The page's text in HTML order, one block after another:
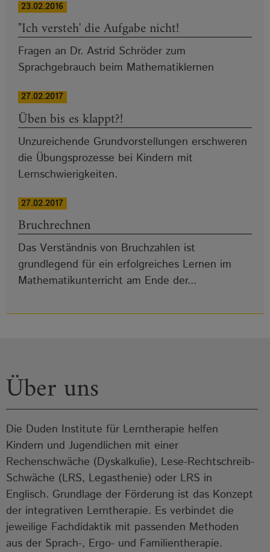
23.02.2016
"Ich versteh' die Aufgabe nicht!
Fragen an Dr. Astrid Schröder zum
Sprachgebrauch beim Mathematiklernen
27.02.2017
Üben bis es klappt?!
Unzureichende Grundvorstellungen erschweren
die Übungsprozesse bei Kindern mit
Lernschwierigkeiten.
27.02.2017
Bruchrechnen
Das Verständnis von Bruchzahlen ist
grundlegend für ein erfolgreiches Lernen im
Mathematikunterricht am Ende der...
Über uns
Die Duden Institute für Lerntherapie helfen
Kindern und Jugendlichen mit einer
Rechenschwäche (Dyskalkulie), Lese-Rechtschreib-
Schwäche (LRS, Legasthenie) oder LRS in
Englisch. Grundlage der Förderung ist das Konzept
der integrativen Lerntherapie. Es verbindet die
jeweilige Fachdidaktik mit passenden Methoden
aus der Sprach-, Ergo- und Familientherapie.